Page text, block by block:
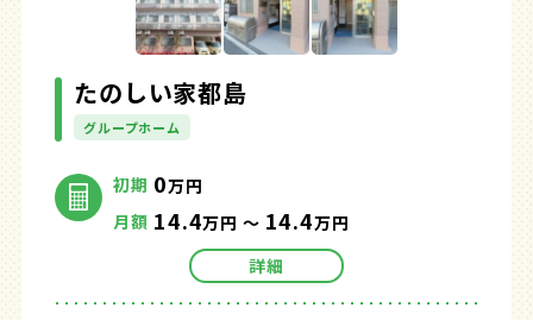
たのしい家都島
グループホーム
初期 0万円
月額 14.4万円 ～ 14.4万円
詳細